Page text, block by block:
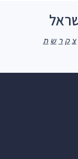
צ ק ר ש ת